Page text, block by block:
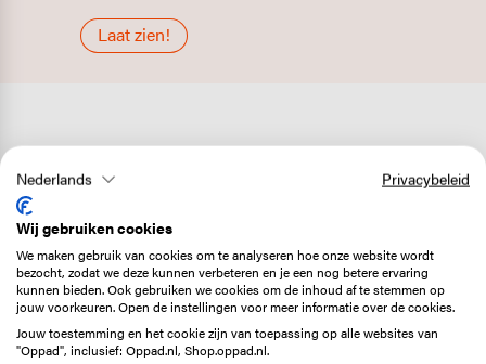
Laat zien!
EHBO / First Aid Kit
Blarenpleister
Aansteker
Veiligheidsspeld
Gewone pleisters & (druk)verbandje
Nederlands Privacybeleid
Wij gebruiken cookies
We maken gebruik van cookies om te analyseren hoe onze website wordt
bezocht, zodat we deze kunnen verbeteren en je een nog betere ervaring
kunnen bieden. Ook gebruiken we cookies om de inhoud af te stemmen op
jouw voorkeuren. Open de instellingen voor meer informatie over de cookies.
Jouw toestemming en het cookie zijn van toepassing op alle websites van
"Oppad", inclusief: Oppad.nl, Shop.oppad.nl.